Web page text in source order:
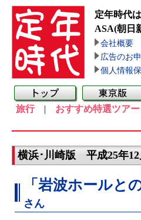
定年時代
ASA(朝日
会社概要
広告のお
個人情報
旅行| おすすめ特選ツアー
横浜･川崎版 平成25年12
「岩波ホールと
さん